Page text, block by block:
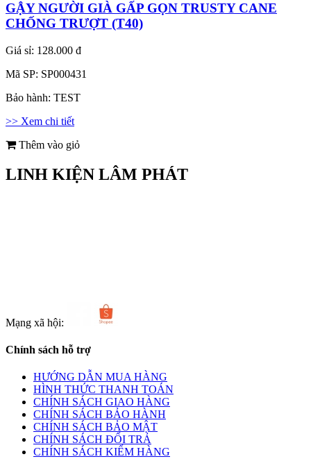
GẬY NGƯỜI GIÀ GẤP GỌN TRUSTY CANE
CHỐNG TRƯỢT (T40)
Giá sỉ: 128.000 đ
Mã SP: SP000431
Bảo hành: TEST
>> Xem chi tiết
Thêm vào giỏ
LINH KIỆN LÂM PHÁT
Mạng xã hội:
Chính sách hỗ trợ
HƯỚNG DẪN MUA HÀNG
HÌNH THỨC THANH TOÁN
CHÍNH SÁCH GIAO HÀNG
CHÍNH SÁCH BẢO HÀNH
CHÍNH SÁCH BẢO MẬT
CHÍNH SÁCH ĐỔI TRẢ
CHÍNH SÁCH KIỂM HÀNG